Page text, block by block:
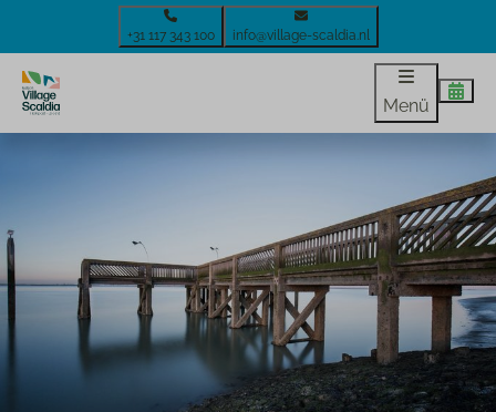
+31 117 343 100 info@village-scaldia.nl
Menü